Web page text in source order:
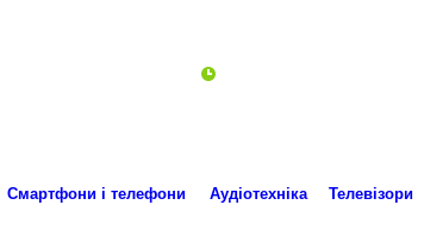
Смартфони і телефони Аудіотехніка Телевізори